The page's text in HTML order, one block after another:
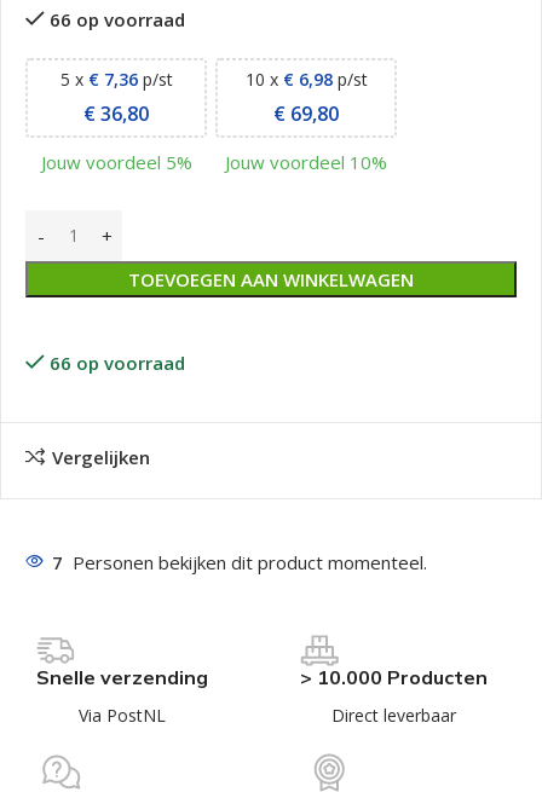
66 op voorraad
5 x €7,36p/st
€36,80
Jouw voordeel 5%
10 x €6,98p/st
€ 69,80
Jouw voordeel 10%
TOEVOEGEN AAN WINKELWAGEN
66 op voorraad
Vergelijken
7 Personen bekijken dit product momenteel.
Snelle verzending
Via PostNL
> 10.000 Producten
Direct leverbaar